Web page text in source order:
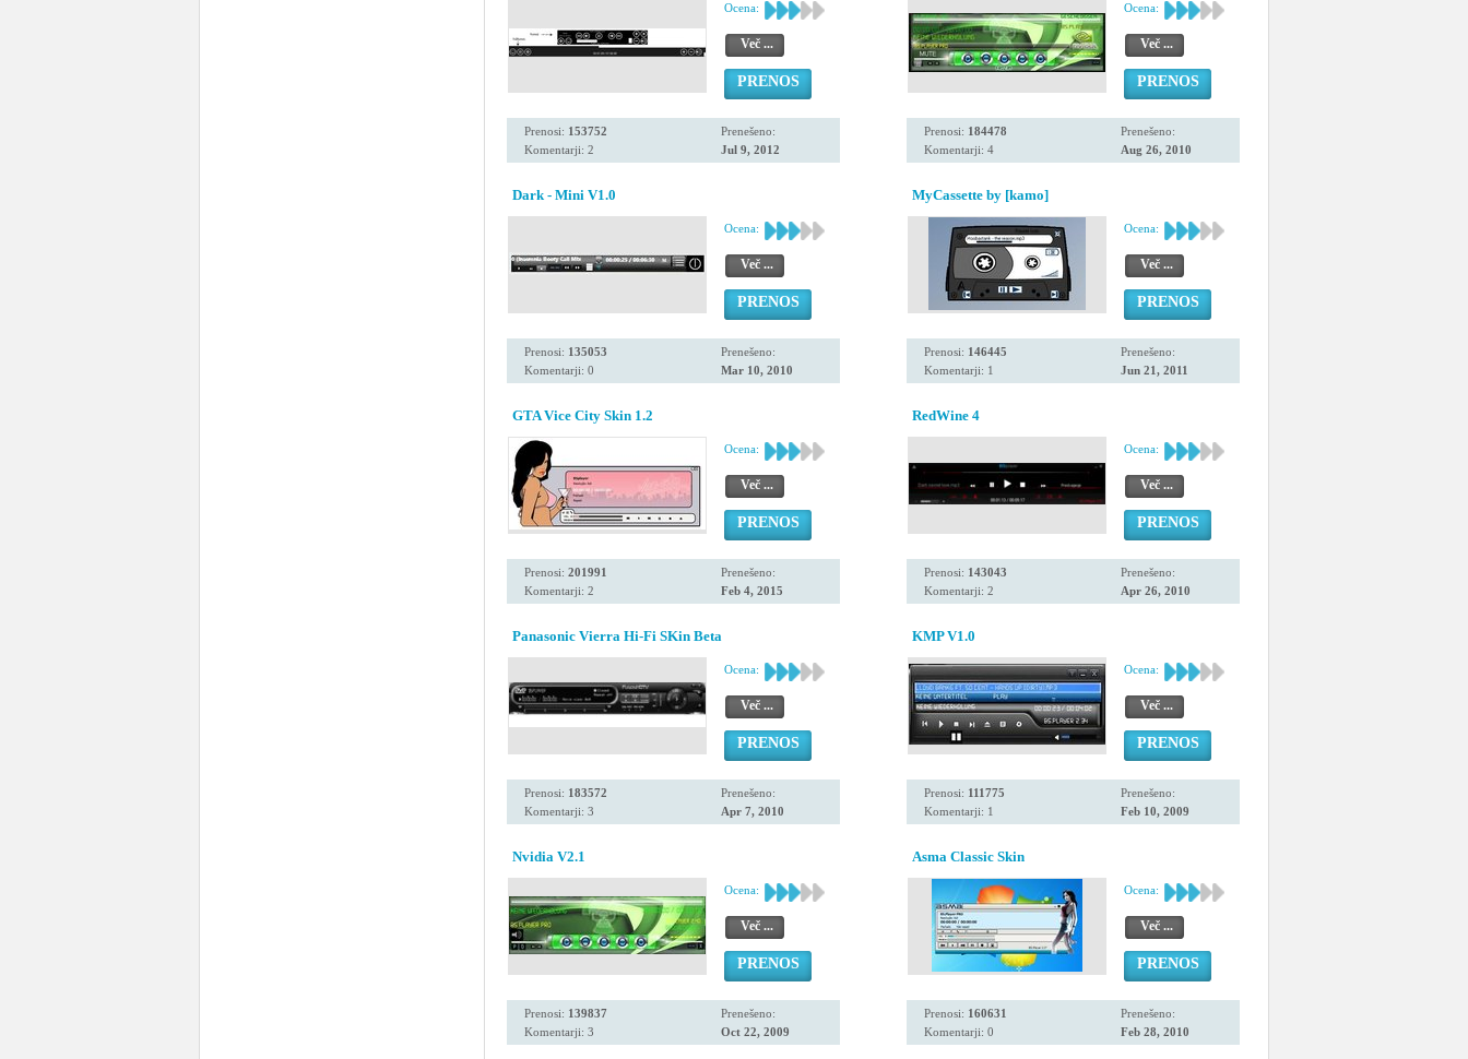
Ocena:
Več ...
PRENOS
Prenosi: 153752
Komentarji: 2
Prenešeno:
Jul 9, 2012
Ocena:
Več ...
PRENOS
Prenosi: 184478
Komentarji: 4
Prenešeno:
Aug 26, 2010
Dark - Mini V1.0
Ocena:
Več ...
PRENOS
Prenosi: 135053
Komentarji: 0
Prenešeno:
Mar 10, 2010
MyCassette by [kamo]
Ocena:
Več ...
PRENOS
Prenosi: 146445
Komentarji: 1
Prenešeno:
Jun 21, 2011
GTA Vice City Skin 1.2
Ocena:
Več ...
PRENOS
Prenosi: 201991
Komentarji: 2
Prenešeno:
Feb 4, 2015
RedWine 4
Ocena:
Več ...
PRENOS
Prenosi: 143043
Komentarji: 2
Prenešeno:
Apr 26, 2010
Panasonic Vierra Hi-Fi SKin Beta
Ocena:
Več ...
PRENOS
Prenosi: 183572
Komentarji: 3
Prenešeno:
Apr 7, 2010
KMP V1.0
Ocena:
Več ...
PRENOS
Prenosi: 111775
Komentarji: 1
Prenešeno:
Feb 10, 2009
Nvidia V2.1
Ocena:
Več ...
PRENOS
Prenosi: 139837
Komentarji: 3
Prenešeno:
Oct 22, 2009
Asma Classic Skin
Ocena:
Več ...
PRENOS
Prenosi: 160631
Komentarji: 0
Prenešeno:
Feb 28, 2010